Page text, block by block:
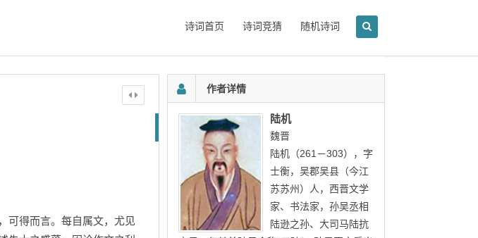
诗词首页 诗词竞猜 随机诗词
得而言。每自属文，尤见
作者详情
陆机
魏晋
陆机（261－303），字
士衡，吴郡吴县（今江
苏苏州）人，西晋文学
家、书法家，孙吴丞相
陆逊之孙、大司马陆抗